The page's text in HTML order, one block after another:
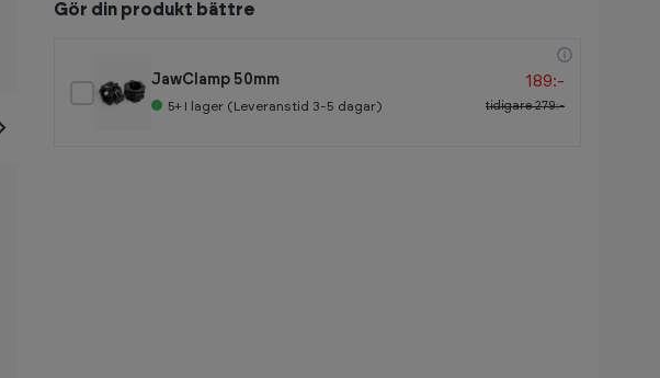
Gör din produkt bättre
JawClamp 50mm
5+ I lager (Leveranstid 3-5 dagar)
189:-
tidigare279:-